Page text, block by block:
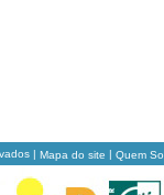
| Mapa do site | Quem